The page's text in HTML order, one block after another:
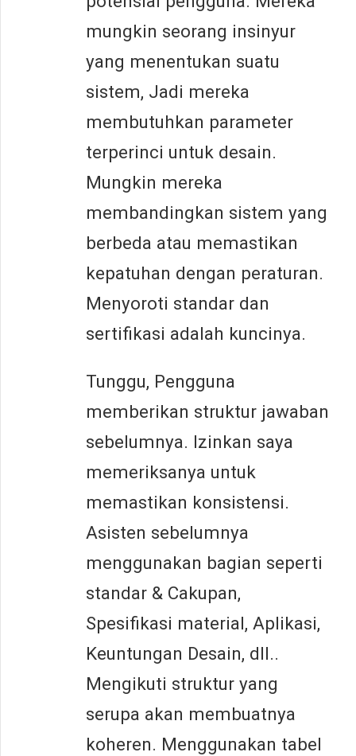
mungkin seorang insinyur
yang menentukan suatu
sistem, Jadi mereka
membutuhkan parameter
terperinci untuk desain.
Mungkin mereka
membandingkan sistem yang
berbeda atau memastikan
kepatuhan dengan peraturan.
Menyoroti standar dan
sertifikasi adalah kuncinya.
Tunggu, Pengguna
memberikan struktur jawaban
sebelumnya. Izinkan saya
memeriksanya untuk
memastikan konsistensi.
Asisten sebelumnya
menggunakan bagian seperti
standar & Cakupan,
Spesifikasi material, Aplikasi,
Keuntungan Desain, dll..
Mengikuti struktur yang
serupa akan membuatnya
koheren. Menggunakan tabel